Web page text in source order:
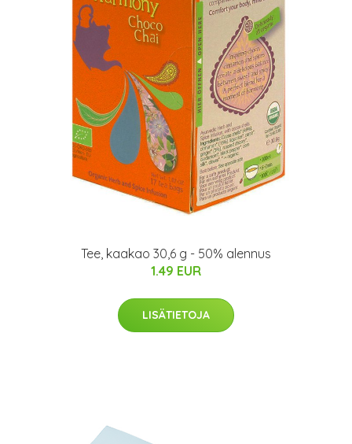
Tee, kaakao 30,6 g - 50% alennus
1.49 EUR
LISÄTIETOJA